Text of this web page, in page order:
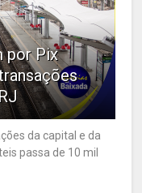
por Pix
da capital e da
passa de 10 mil